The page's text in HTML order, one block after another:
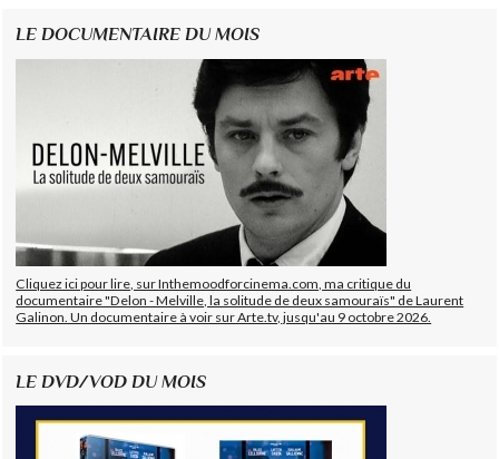
LE DOCUMENTAIRE DU MOIS
Cliquez ici pour lire, sur Inthemoodforcinema.com, ma critique du
documentaire "Delon - Melville, la solitude de deux samouraïs" de Laurent
Galinon. Un documentaire à voir sur Arte.tv, jusqu'au 9 octobre 2026.
LE DVD/VOD DU MOIS